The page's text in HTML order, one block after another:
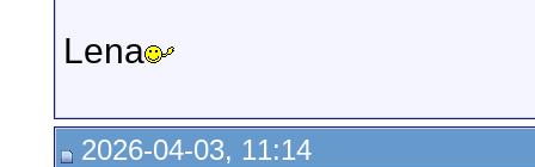
Lena
2026-04-03, 11:14